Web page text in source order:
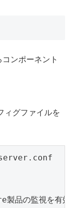
ンポーネント
ィグファイルを
品の監視を有効